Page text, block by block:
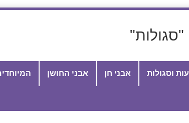
וסגולות אבני חן אבני החושן